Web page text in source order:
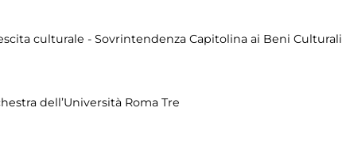
culturale - Sovrintendenza Capitolina ai Beni Culturali
dell’Università Roma Tre